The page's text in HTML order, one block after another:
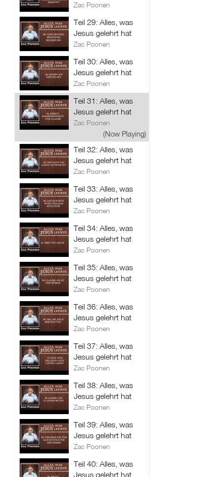
Zac Poonen
Teil 29: Alles, was
Jesus gelehrt hat
Zac Poonen
Teil 30: Alles, was
Jesus gelehrt hat
Zac Poonen
Teil 31: Alles, was
Jesus gelehrt hat
Zac Poonen
(Now Playing)
Teil 32: Alles, was
Jesus gelehrt hat
Zac Poonen
Teil 33: Alles, was
Jesus gelehrt hat
Zac Poonen
Teil 34: Alles, was
Jesus gelehrt hat
Zac Poonen
Teil 35: Alles, was
Jesus gelehrt hat
Zac Poonen
Teil 36: Alles, was
Jesus gelehrt hat
Zac Poonen
Teil 37: Alles, was
Jesus gelehrt hat
Zac Poonen
Teil 38: Alles, was
Jesus gelehrt hat
Zac Poonen
Teil 39: Alles, was
Jesus gelehrt hat
Zac Poonen
Teil 40: Alles, was
Jesus gelehrt hat